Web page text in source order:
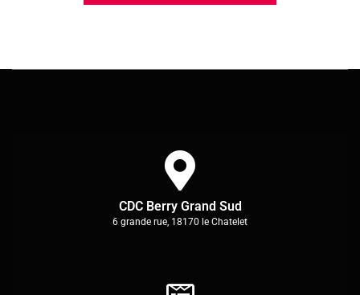
CDC Berry Grand Sud
6 grande rue, 18170 le Chatelet